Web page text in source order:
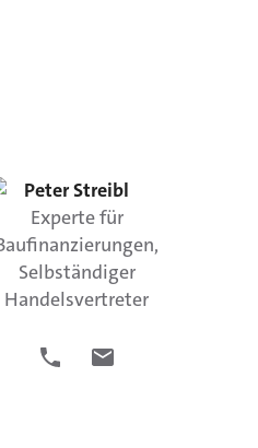
PeterStreibl
Experte für
Selbständiger
Handelsvertreter